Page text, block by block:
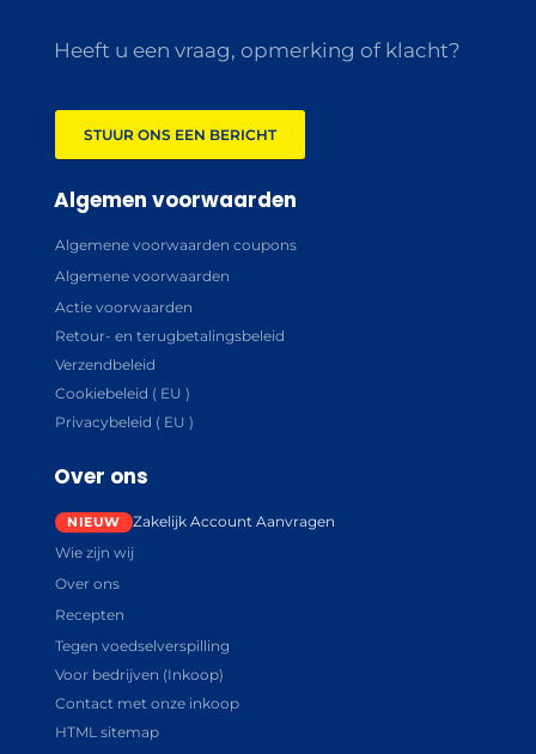
Heeft u een vraag, opmerking of klacht?
STUUR ONS EEN BERICHT
Algemen voorwaarden
Algemene voorwaarden coupons
Algemene voorwaarden
Actie voorwaarden
Retour- en terugbetalingsbeleid
Verzendbeleid
Cookiebeleid ( EU )
Privacybeleid ( EU )
Over ons
Zakelijk Account Aanvragen
Wie zijn wij
Over ons
Recepten
Tegen voedselverspilling
Voor bedrijven (Inkoop)
Contact met onze inkoop
HTML sitemap